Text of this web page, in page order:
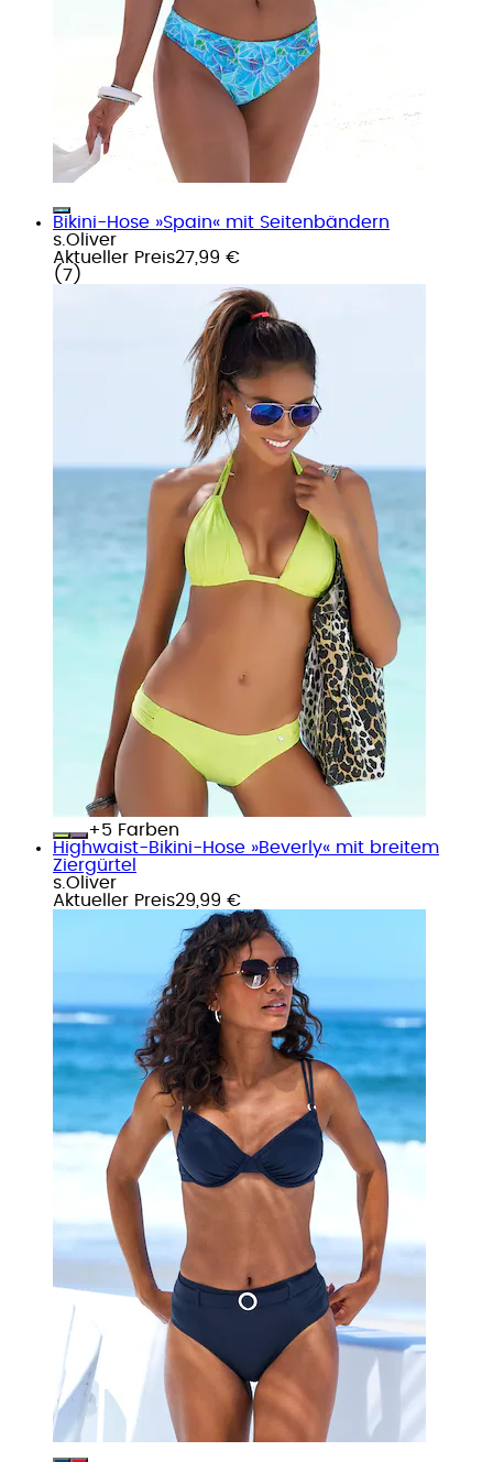
Bikini-Hose »Spain« mit Seitenbändern
s.Oliver
Aktueller Preis27,99 €
( 7 )
+
Farben
Highwaist-Bikini-Hose »Beverly« mit breitem
Ziergürtel
s.Oliver
Aktueller Preis29,99 €